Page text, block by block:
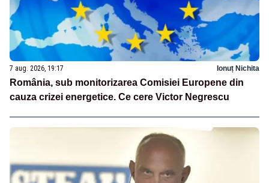
7 aug. 2026, 19:17 Ionuț Nichita
România, sub monitorizarea Comisiei Europene din
cauza crizei energetice. Ce cere Victor Negrescu